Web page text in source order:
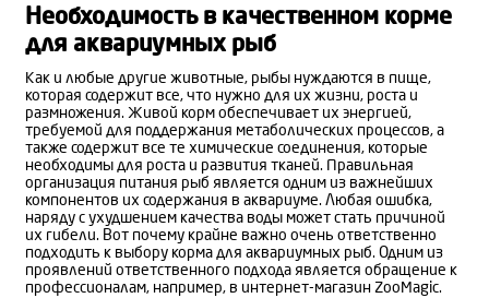
Необходимость в качественном корме
для аквариумных рыб
Как и любые другие животные, рыбы нуждаются в пище,
которая содержит все, что нужно для их жизни, роста и
размножения. Живой корм обеспечивает их энергией,
требуемой для поддержания метаболических процессов, а
также содержит все те химические соединения, которые
необходимы для роста и развития тканей. Правильная
организация питания рыб является одним из важнейших
компонентов их содержания в аквариуме. Любая ошибка,
наряду с ухудшением качества воды может стать причиной
их гибели. Вот почему крайне важно очень ответственно
подходить к выбору корма для аквариумных рыб. Одним из
проявлений ответственного подхода является обращение к
профессионалам, например, в интернет-магазин ZooMagic.